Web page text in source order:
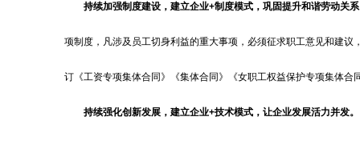
持续加强制度建设，建立企业+制度模式，巩固提升和谐劳动关
项制度，凡涉及员工切身利益的重大事项，必须征求职工意见和建
订《工资专项集体合同》《集体合同》《女职工权益保护专项集体
持续强化创新发展，建立企业+技术模式，让企业发展活力并发。